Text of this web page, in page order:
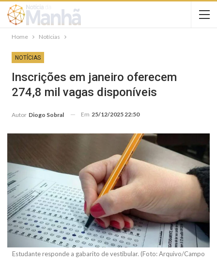
Home Notícias
NOTÍCIAS
Inscrições em janeiro oferecem
274,8 mil vagas disponíveis
Autor Diogo Sobral Em 25/12/2025 22:50
Estudante responde a gabarito de vestibular. (Foto: Arquivo/Campo